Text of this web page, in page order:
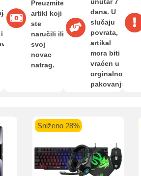
Preuzmite
artikl koji
ste
naručili ili
svoj
novac
natrag.
unutar 7
dana. U
slučaju
povrata,
artikal
mora biti
vraćen u
orginalnom
pakovanju.
Sniženo 28%
Uvjeti
ispod.
banka VISA
Sparkasse banka
MasterCard
Shop'n'Fun do 36 rata
Magic